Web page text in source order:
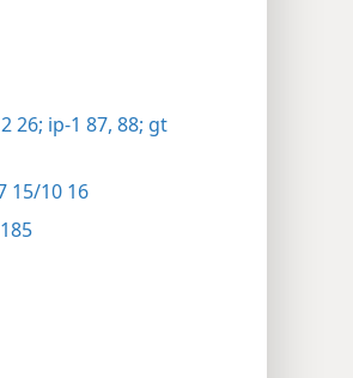
26; ip-1 87, 88; gt
15/10 16